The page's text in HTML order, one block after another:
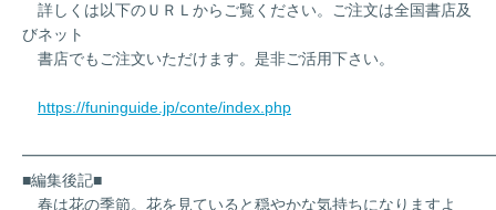
詳しくは以下のＵＲＬからご覧ください。ご注文は全国書店及
びネット
書店でもご注文いただけます。是非ご活用下さい。
https://funinguide.jp/conte/index.php
■編集後記■
春は花の季節。花を見ていると穏やかな気持ちになりますよ